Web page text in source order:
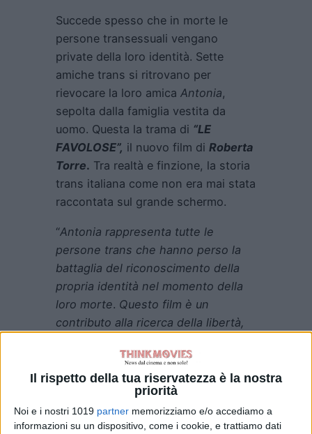
Il rispetto della tua riservatezza è la nostra
priorità
Noi e i nostri 1019 partner memorizziamo e/o accediamo a
informazioni su un dispositivo, come i cookie, e trattiamo dati
Succede spesso che in morte le
persone transessuali vengano
private della loro identità. Sette
amiche trans si ritrovano per
rievocare la loro amica Antonia,
sepolta dalla famiglia vestita da
uomo. Questa la trama di “LE
FAVOLOSE”, il nuovo film di Roberta
Torre. Tra realtà e finzione, la storia
trans italiana come non era mai stata
raccontata sul grande schermo.
“Antonia rappresenta tutte le
persone trans che hanno perso la
battaglia del riconoscimento della
propria identità nel momento della
loro morte. Questo film è un
contributo alla ricerca della libertà,
percorso libero, con forza coraggio
lacrime, gioia, nonostante tutto ” –
Roberta Torre
Una produzione Stemal